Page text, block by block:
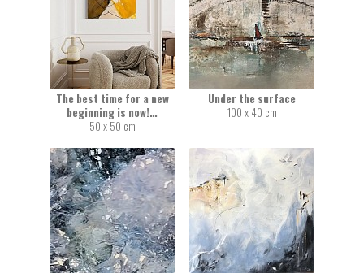
The best time for a new
beginning is now!…
50 x 50 cm
Under the surface
100 x 40 cm